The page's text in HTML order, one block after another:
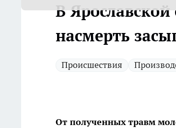
В
насмерть
Происшествия
От полученных травм